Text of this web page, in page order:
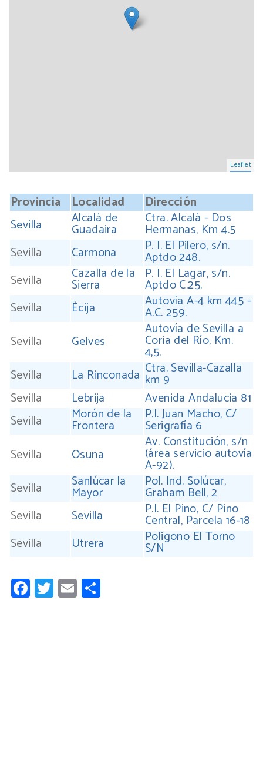
Leaflet
Provincia Localidad
Dirección
Sevilla
Alcalá de
Guadaira
Ctra. Alcalá - Dos
Hermanas, Km 4.5
Sevilla
Carmona P. I. El Pilero, s/n.
Aptdo 248.
Sevilla
Cazalla de la
Sierra
P. I. El Lagar, s/n.
Aptdo C.25.
Sevilla
Ècija Autovía A-4 km 445 -
A.C. 259.
Sevilla
Gelves
Autovía de Sevilla a
Coria del Río, Km.
4,5.
Sevilla
La Rinconada Ctra. Sevilla-Cazalla
km 9
Sevilla
Lebrija
Avenida Andalucia 81
Sevilla
Morón de la
Frontera
P.I. Juan Macho, C/
Serigrafía 6
Sevilla
Osuna
Av. Constitución, s/n
(área servicio autovía
A-92).
Sevilla
Sanlúcar la
Mayor
Pol. Ind. Solúcar,
Graham Bell, 2
Sevilla
Sevilla P.I. El Pino, C/ Pino
Central, Parcela 16-18
Sevilla
Utrera Poligono El Torno
S/N
Facebook
Twitter
Email